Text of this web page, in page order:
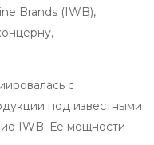
Brands (IWB),
с
под известными
IWB. Ее мощности